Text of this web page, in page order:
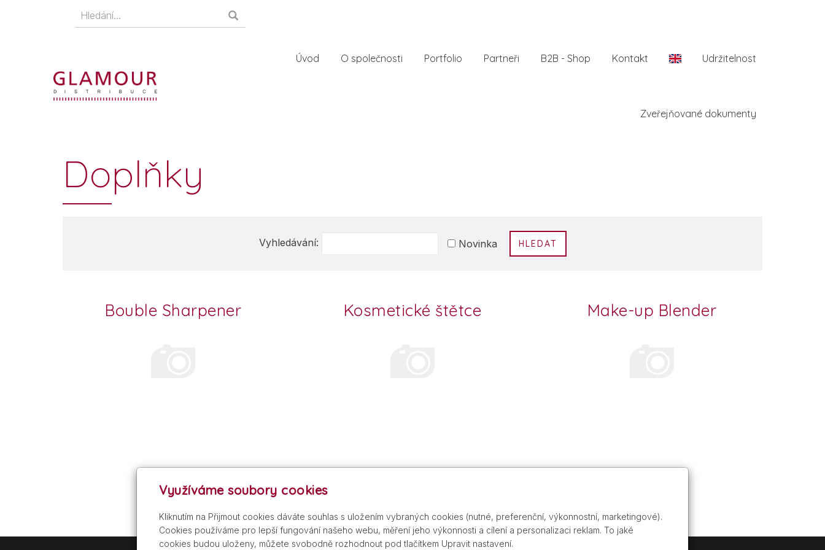
Úvod O společnosti Portfolio Partneři B2B - Shop Kontakt En Udržitelnost
Zveřejňované dokumenty
Doplňky
Vyhledávání: HLEDAT
Bouble Sharpener Kosmetické štětce Make-up Blender
Využíváme soubory cookies
Kliknutím na Přijmout cookies dáváte souhlas s uložením vybraných cookies (nutné, preferenční, výkonnostní, marketingové).
Cookies používáme pro lepší fungování našeho webu, měření jeho výkonnosti a cílení a personalizaci reklam. To jaké
cookies budou uloženy, můžete svobodně rozhodnout pod tlačítkem Upravit nastavení.